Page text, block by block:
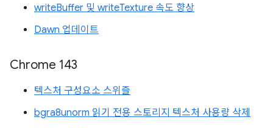
writeBuffer 및 writeTexture 속도 향상
Dawn 업데이트
Chrome 143
텍스처 구성요소 스위즐
bgra8unorm 읽기 전용 스토리지 텍스처 사용량 삭제